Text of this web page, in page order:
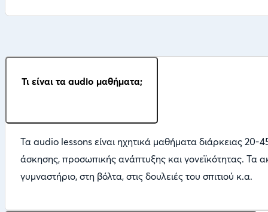
Τι είναι τα audio μαθήματα;
Τα audio lessons είναι ηχητικά μαθήματα διάρκειας 20-
άσκησης, προσωπικής ανάπτυξης και γονεϊκότητας. Τα
γυμναστήριο, στη βόλτα, στις δουλειές του σπιτιού κ.α.